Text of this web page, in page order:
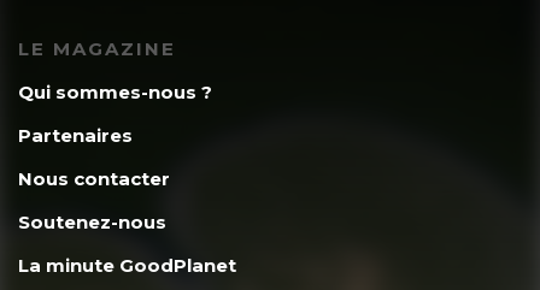
LE MAGAZINE
Qui sommes-nous ?
Partenaires
Nous contacter
Soutenez-nous
La minute GoodPlanet